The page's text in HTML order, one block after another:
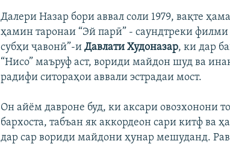
Далери Назар бори аввал соли 1979, вақте
ҳамин таронаи “Эй парӣ” - саундтреки
субҳи ҷавонӣ”-и Давлати Худоназар, ки дар
“Нисо” маъруф аст, вориди майдон шуд ва
радифи ситораҳои аввали эстрадаи мост.
Он айём давроне буд, ки аксари овозхонони
бархоста, табъан як аккордеон сари китф ва
дар сар вориди майдони ҳунар мешуданд.